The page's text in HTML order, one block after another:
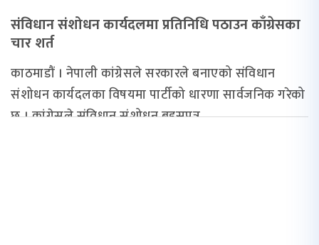
संविधान संशोधन कार्यदलमा प्रतिनिधि पठाउन काँग्रेसका
चार शर्त
काठमाडौं । नेपाली कांग्रेसले सरकारले बनाएको संविधान
संशोधन कार्यदलका विषयमा पार्टीको धारणा सार्वजनिक गरेको
छ । कांग्रेसले संविधान संशोधन बहसपत्र...